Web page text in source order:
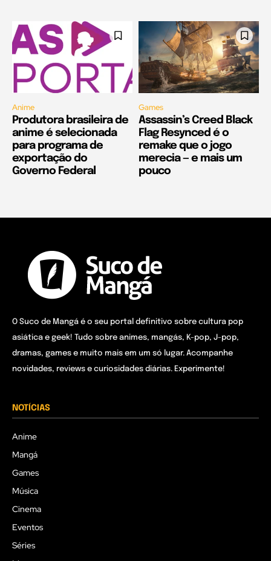
Anime
Produtora brasileira de
anime é selecionada
para programa de
exportação do
Governo Federal
Games
Assassin’s Creed Black
Flag Resynced é o
remake que o jogo
merecia — e mais um
pouco
O Suco de Mangá é o seu portal definitivo sobre cultura pop
asiática e geek! Tudo sobre animes, mangás, K-pop, J-pop,
dramas, games e muito mais em um só lugar. Acompanhe
novidades, reviews e curiosidades diárias. Experimente!
NOTÍCIAS
Anime
Mangá
Games
Música
Cinema
Eventos
Séries